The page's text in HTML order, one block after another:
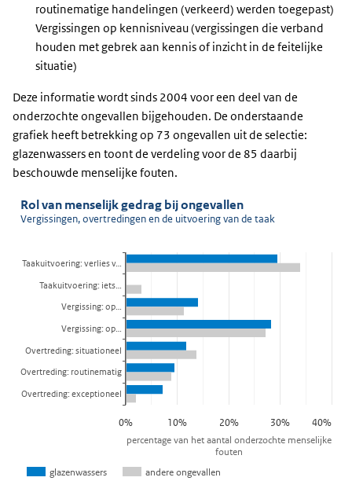
routinematige handelingen (verkeerd) werden toegepast)
Vergissingen op kennisniveau (vergissingen die verband
houden met gebrek aan kennis of inzicht in de feitelijke
situatie)
Deze informatie wordt sinds 2004 voor een deel van de
onderzochte ongevallen bijgehouden. De onderstaande
grafiek heeft betrekking op 73 ongevallen uit de selectie:
glazenwassers en toont de verdeling voor de 85 daarbij
beschouwde menselijke fouten.